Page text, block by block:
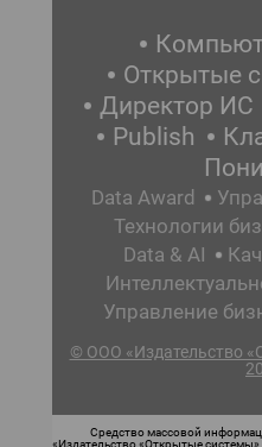
Открытые
Директор ИС
Publish
Data Award
Технологии
Data & AI
Управление
© ООО «Издательство
Средство массовой
«Издательство «Открытые